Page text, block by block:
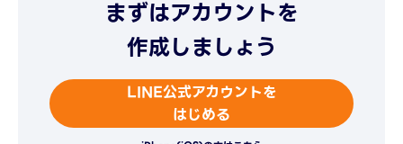
まずはアカウントを
作成しましょう
LINE公式アカウントを
はじめる